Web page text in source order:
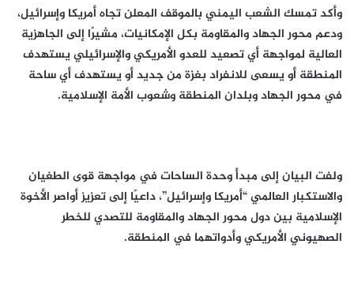
وأكد تمسك الشعب اليمني بالموقف المعلن تجاه أمريكا وإسرائيل،
ودعم محور الجهاد والمقاومة بكل الإمكانيات، مشيرًا إلى الجاهزية
العالية لمواجهة أي تصعيد للعدو الأمريكي والإسرائيلي يستهدف
المنطقة أو يسعى للانفراد بغزة من جديد أو يستهدف أي ساحة
في محور الجهاد وبلدان المنطقة وشعوب الأمة الإسلامية.
ولفت البيان إلى مبدأ وحدة الساحات في مواجهة قوى الطغيان
والاستكبار العالمي “أمريكا وإسرائيل”، داعيًا إلى تعزيز أواصر الأخوة
الإسلامية بين دول محور الجهاد والمقاومة للتصدي للخطر
الصهيوني الأمريكي وأدواتهما في المنطقة.